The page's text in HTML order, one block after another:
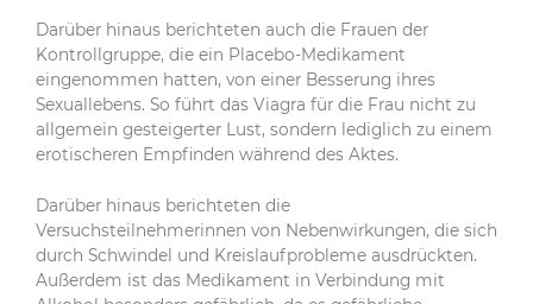
Darüber hinaus berichteten auch die Frauen der
Kontrollgruppe, die ein Placebo-Medikament
eingenommen hatten, von einer Besserung ihres
Sexuallebens. So führt das Viagra für die Frau nicht zu
allgemein gesteigerter Lust, sondern lediglich zu einem
erotischeren Empfinden während des Aktes.
Darüber hinaus berichteten die
Versuchsteilnehmerinnen von Nebenwirkungen, die sich
durch Schwindel und Kreislaufprobleme ausdrückten.
Außerdem ist das Medikament in Verbindung mit